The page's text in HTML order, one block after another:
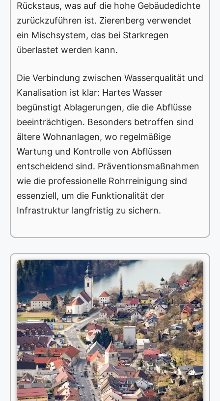
Rückstaus, was auf die hohe Gebäudedichte
zurückzuführen ist. Zierenberg verwendet
ein Mischsystem, das bei Starkregen
überlastet werden kann.
Die Verbindung zwischen Wasserqualität und
Kanalisation ist klar: Hartes Wasser
begünstigt Ablagerungen, die die Abflüsse
beeinträchtigen. Besonders betroffen sind
ältere Wohnanlagen, wo regelmäßige
Wartung und Kontrolle von Abflüssen
entscheidend sind. Präventionsmaßnahmen
wie die professionelle Rohrreinigung sind
essenziell, um die Funktionalität der
Infrastruktur langfristig zu sichern.